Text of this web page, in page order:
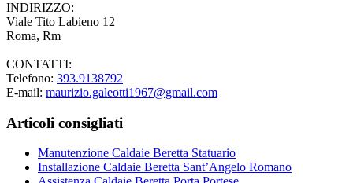
INDIRIZZO:
Viale Tito Labieno 12
Roma, Rm
CONTATTI:
Telefono: 393.9138792
E-mail: maurizio.galeotti1967@gmail.com
Articoli consigliati
Manutenzione Caldaie Beretta Statuario
Installazione Caldaie Beretta Sant’Angelo Romano